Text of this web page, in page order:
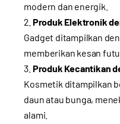
modern dan energik.
Produk Elektronik
Gadget ditampilkan
memberikan kesan
Produk Kecantikan
Kosmetik ditampilkan
daun atau bunga,
alami.